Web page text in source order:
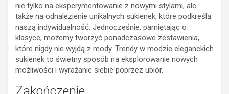
nie tylko na eksperymentowanie z nowymi stylami, ale
także na odnalezienie unikalnych sukienek, które podkreślą
naszą indywidualność. Jednocześnie, pamiętając o
klasyce, możemy tworzyć ponadczasowe zestawienia,
które nigdy nie wyjdą z mody. Trendy w modzie eleganckich
sukienek to świetny sposób na eksplorowanie nowych
możliwości i wyrażanie siebie poprzez ubiór.